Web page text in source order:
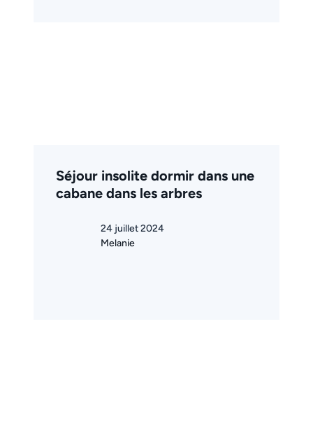
Séjour insolite dormir dans une
cabane dans les arbres
24 juillet 2024
Melanie